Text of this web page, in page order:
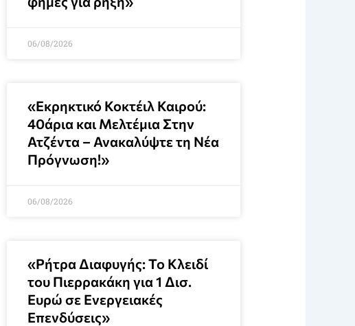
06/08/2026
«Εκρηκτικό Κοκτέιλ Καιρού:
40άρια και Μελτέμια Στην
Ατζέντα – Ανακαλύψτε τη Νέα
Πρόγνωση!»
06/08/2026
«Ρήτρα Διαφυγής: Το Κλειδί
του Πιερρακάκη για 1 Δισ.
Ευρώ σε Ενεργειακές
Επενδύσεις»